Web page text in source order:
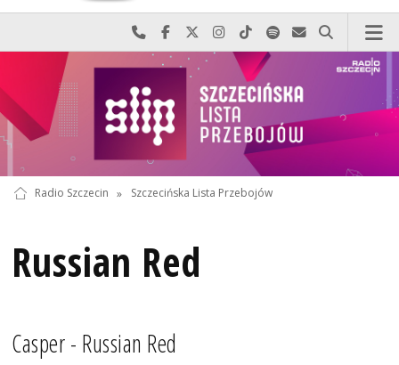
Najlepiej po prostu do nas zadzwoń
Odwiedź nas na Facebook-u
Odwiedź nas na X
Odwiedź nas na Instagram-ie
Odwiedź nas na TikTok-u
Szukaj nas na Spotify
Wyślij do nas
Szukaj
Radio Szczecin » Szczecińska Lista Przebojów
Russian Red
Casper - Russian Red